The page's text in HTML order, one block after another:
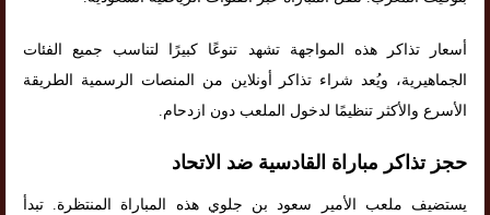
أسعار تذاكر هذه المواجهة تشهد تنوعًا كبيرًا لتناسب جميع الفئات
الجماهيرية، ويُعد شراء تذاكر أونلاين من المنصات الرسمية الطريقة
الأسرع والأكثر تنظيمًا لدخول الملعب دون ازدحام.
حجز تذاكر مباراة القادسية ضد الاتحاد
يستضيف ملعب الأمير سعود بن جلوي هذه المباراة المنتظرة. تبدأ